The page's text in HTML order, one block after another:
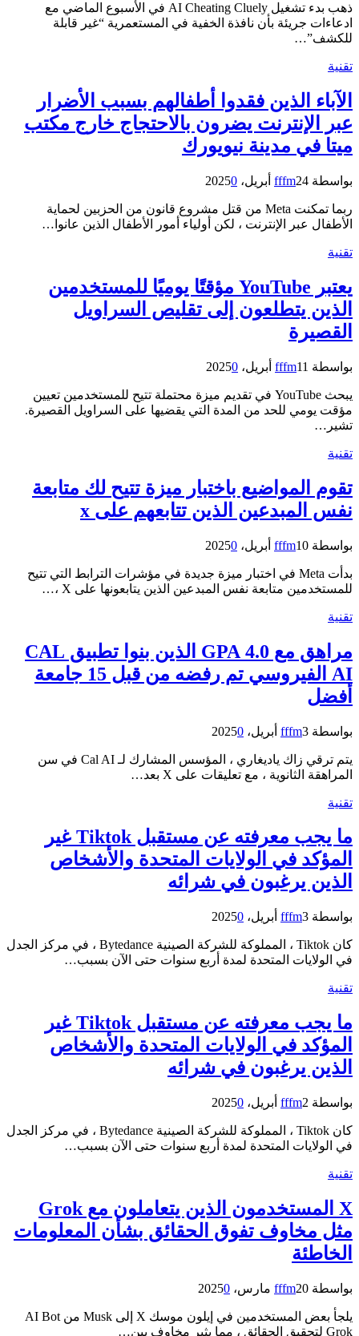
ذهب بدء تشغيل AI Cheating Cluely في الأسبوع الماضي مع
ادعاءات جريئة بأن نافذة الخفية في المستعمرية “غير قابلة
للكشف”…
تقنية
الآباء الذين فقدوا أطفالهم بسبب الأضرار
عبر الإنترنت يضرون بالاحتجاج خارج مكتب
ميتا في مدينة نيويورك
بواسطة fffm24 أبريل، 2025 0
ربما تمكنت Meta من قتل مشروع قانون من الحزبين لحماية
الأطفال عبر الإنترنت ، لكن أولياء أمور الأطفال الذين عانوا…
تقنية
يعتبر YouTube مؤقتًا يوميًا للمستخدمين
الذين يتطلعون إلى تقليص السراويل
القصيرة
بواسطة fffm11 أبريل، 2025 0
يبحث YouTube في تقديم ميزة محتملة تتيح للمستخدمين تعيين
مؤقت يومي للحد من المدة التي يقضيها على السراويل القصيرة.
تشير…
تقنية
تقوم المواضيع باختبار ميزة تتيح لك متابعة
نفس المبدعين الذين تتابعهم على x
بواسطة fffm10 أبريل، 2025 0
بدأت Meta في اختبار ميزة جديدة في مؤشرات الترابط التي تتيح
للمستخدمين متابعة نفس المبدعين الذين يتابعونها على X ،…
تقنية
مراهق مع 4.0 GPA الذين بنوا تطبيق CAL
AI الفيروسي تم رفضه من قبل 15 جامعة
أفضل
بواسطة fffm 3 أبريل، 2025 0
يتم ترقي زاك ياديغاري ، المؤسس المشارك لـ Cal AI في سن
المراهقة الثانوية ، مع تعليقات على X بعد…
تقنية
ما يجب معرفته عن مستقبل Tiktok غير
المؤكد في الولايات المتحدة والأشخاص
الذين يرغبون في شرائه
بواسطة fffm 3 أبريل، 2025 0
كان Tiktok ، المملوكة للشركة الصينية Bytedance ، في مركز الجدل
في الولايات المتحدة لمدة أربع سنوات حتى الآن بسبب…
تقنية
ما يجب معرفته عن مستقبل Tiktok غير
المؤكد في الولايات المتحدة والأشخاص
الذين يرغبون في شرائه
بواسطة fffm 2 أبريل، 2025 0
كان Tiktok ، المملوكة للشركة الصينية Bytedance ، في مركز الجدل
في الولايات المتحدة لمدة أربع سنوات حتى الآن بسبب…
تقنية
X المستخدمون الذين يتعاملون مع Grok
مثل مخاوف تفوق الحقائق بشأن المعلومات
الخاطئة
بواسطة fffm20 مارس، 2025 0
يلجأ بعض المستخدمين في إيلون موسك X إلى Musk من AI Bot
Grok لتحقيق الحقائق ، مما يثير مخاوف بين…